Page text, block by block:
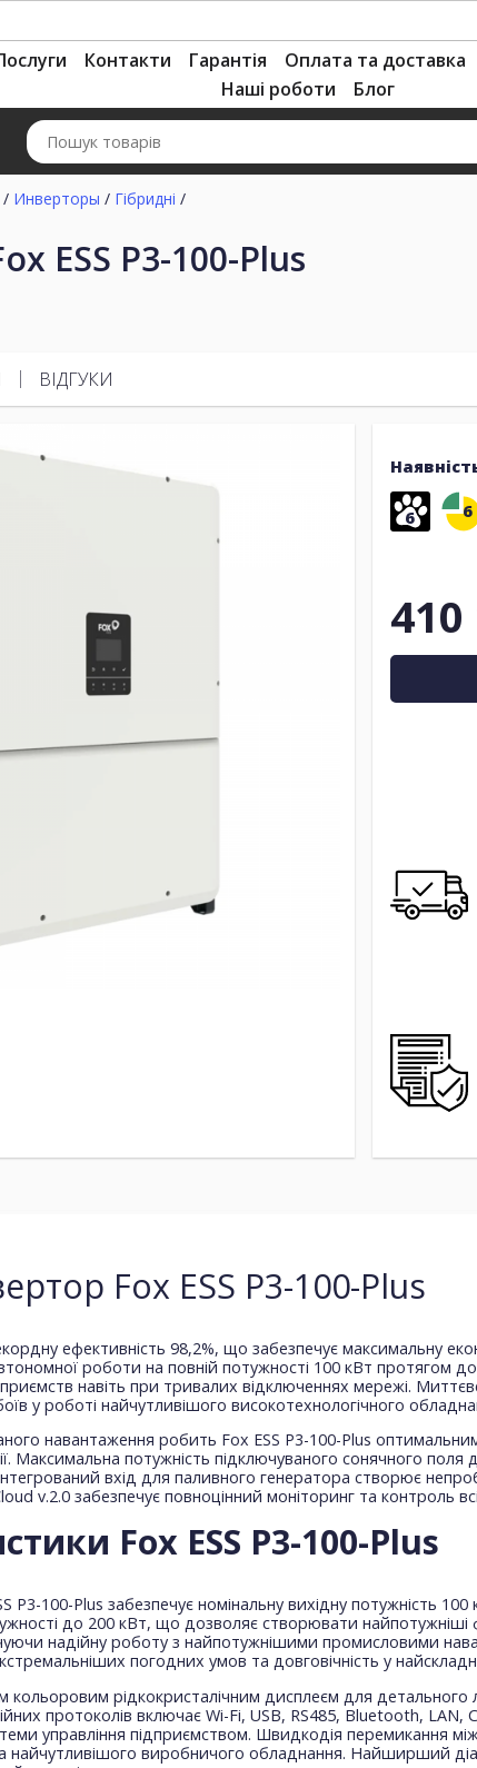
Контакти Гарантія Оплата та доставка
Наші роботи
Блог
/ Инверторы / Гібридні /
ESS P3-100-Plus
ВІДГУКИ
6 6
410
Fox ESS P3-100-Plus
ефективність 98,2%, що забезпечує максимальну
роботи на повній потужності 100 кВт протягом
навіть при тривалих відключеннях мережі.
у роботі найчутливішого високотехнологічного
навантаження робить Fox ESS P3-100-Plus
Максимальна потужність підключуваного сонячного
вхід для паливного генератора створює
v.2.0 забезпечує повноцінний моніторинг та контроль
Fox ESS P3-100-Plus
P3-100-Plus забезпечує номінальну вихідну потужність
до 200 кВт, що дозволяє створювати
надійну роботу з найпотужнішими промисловими
погодних умов та довговічність у
рідкокристалічним дисплеєм для детального
протоколів включає Wi-Fi, USB, RS485, Bluetooth, LAN,
управління підприємством. Швидкодія перемикання
найчутливішого виробничого обладнання. Найширший